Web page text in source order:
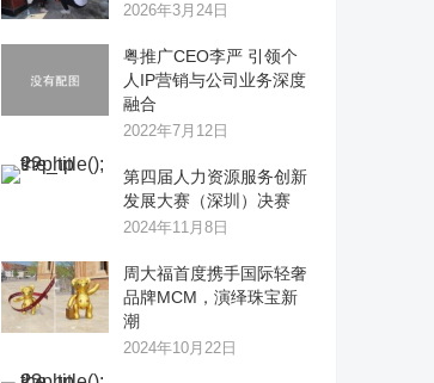
2026年3月24日
粤推广CEO李严 引领个
人IP营销与公司业务深度
融合
2022年7月12日
第四届人力资源服务创新
发展大赛（深圳）决赛
2024年11月8日
周大福首度携手国际轻奢
品牌MCM，演绎珠宝新
潮
2024年10月22日